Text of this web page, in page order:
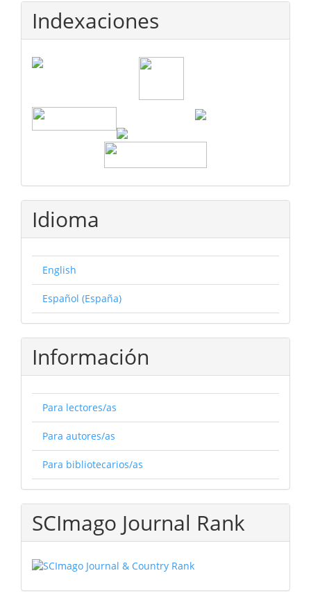
Indexaciones
Idioma
English
Español (España)
Información
Para lectores/as
Para autores/as
Para bibliotecarios/as
SCImago Journal Rank